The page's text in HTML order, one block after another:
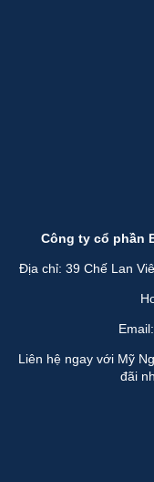
Công ty cổ phần
Địa chỉ: 39 Chế Lan
Email:
Liên hệ ngay với Mỹ
đãi